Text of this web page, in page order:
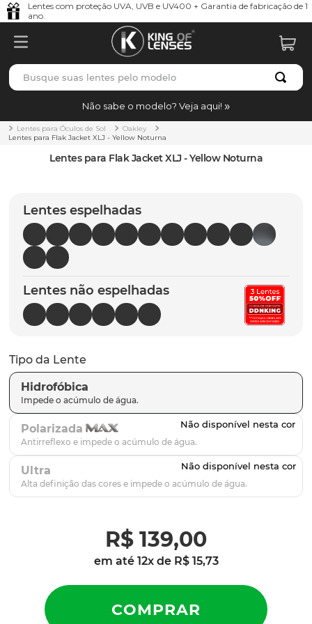
Lentes com proteção UVA, UVB e UV400 + Garantia de fabricação de 1
ano.
Busque suas lentes pelo modelo
Não sabe o modelo? Veja aqui!
Lentes para Óculos de Sol
Oakley
Lentes para Flak Jacket XLJ - Yellow Noturna
Lentes para Flak Jacket XLJ - Yellow Noturna
Lentes espelhadas
Lentes não espelhadas
Tipo da Lente
Hidrofóbica
Polarizada
Ultra
R$ 139,00
em até 12x de R$ 15,73
TERMOS MAIS BUSCADOS
1º borrachas
holbrook
5º chaves
6º t-shock
7º gasket
8º parafusos
9º latch